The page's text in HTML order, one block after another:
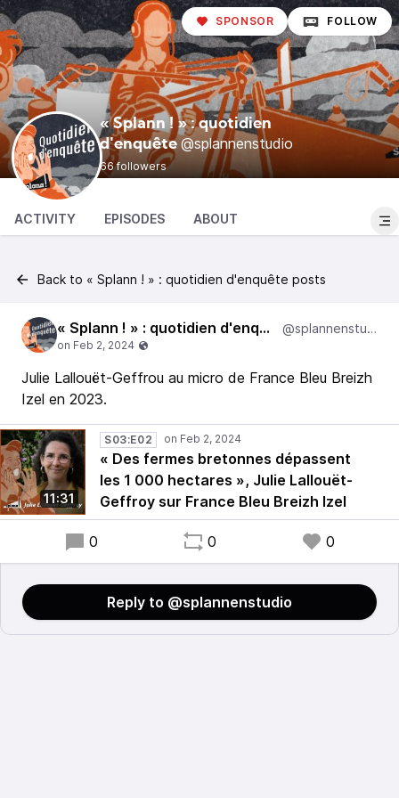
« Splann ! » : quotidien
d'enquête @splannenstudio
66 followers
SPONSOR FOLLOW
ACTIVITY EPISODES ABOUT
Back to « Splann ! » : quotidien d'enquête posts
« Splann ! » : quotidien d'enquête @splannenstudio
Julie Lallouët-Geffrou au micro de France Bleu Breizh
Izel en 2023.
11:31
S03:E02
« Des fermes bretonnes dépassent
les 1 000 hectares », Julie Lallouët-
Geffroy sur France Bleu Breizh Izel
0 0 0
Reply to @splannenstudio